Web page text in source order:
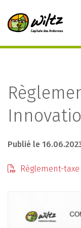
Publié le
Règlement-taxe